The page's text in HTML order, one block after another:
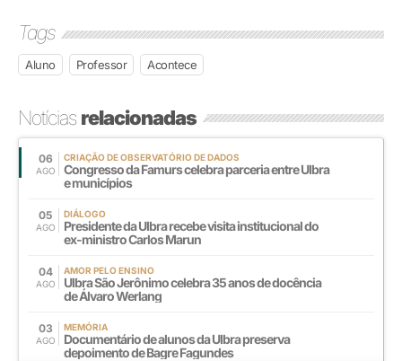
Tags
Aluno Professor Acontece
Notíciasrelacionadas
06
AGO
CRIAÇÃO DE OBSERVATÓRIO DE DADOS
Congresso da Famurs celebra parceria entre Ulbra
e municípios
05
AGO
DIÁLOGO
Presidente da Ulbra recebe visita institucional do
ex-ministro Carlos Marun
04
AGO
AMOR PELO ENSINO
Ulbra São Jerônimo celebra 35 anos de docência
de Álvaro Werlang
03
AGO
MEMÓRIA
Documentário de alunos da Ulbra preserva
depoimento de Bagre Fagundes